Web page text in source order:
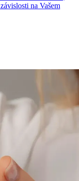
na Vašem